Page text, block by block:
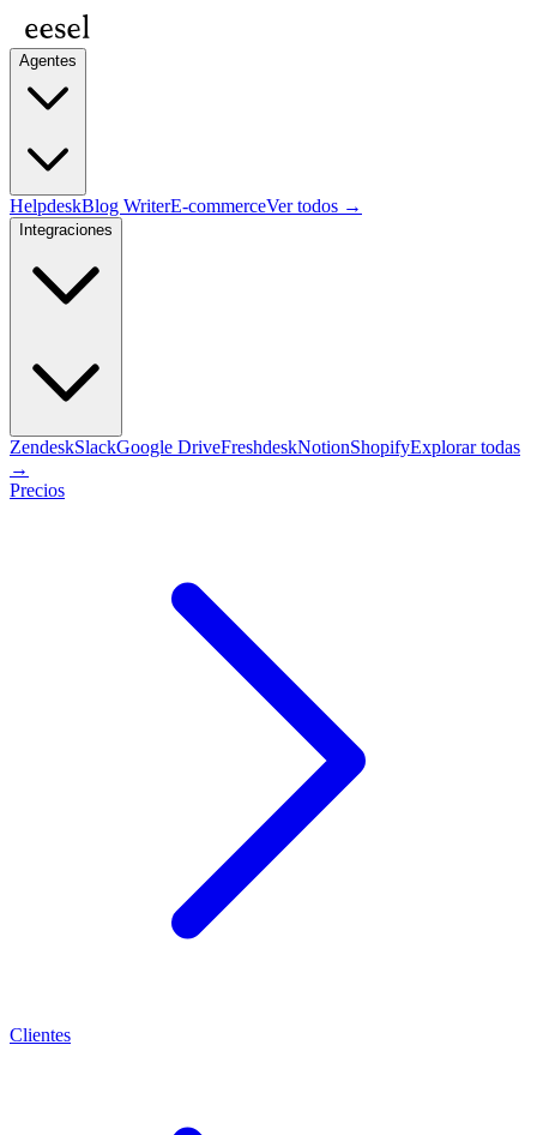
Agentes
HelpdeskBlog WriterE-commerceVer todos →
Integraciones
ZendeskSlackGoogle DriveFreshdeskNotionShopifyExplorar todas
→
Precios
Clientes